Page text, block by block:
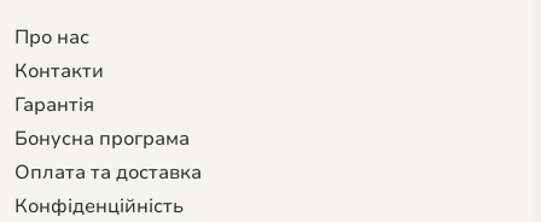
Про нас
Контакти
Гарантiя
Бонусна програма
Оплата та доставка
Конфіденційність